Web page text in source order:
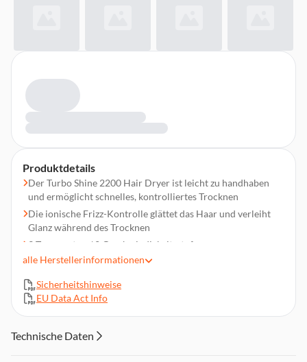
Produktdetails
Der Turbo Shine 2200 Hair Dryer ist leicht zu handhaben
und ermöglicht schnelles, kontrolliertes Trocknen
Die ionische Frizz-Kontrolle glättet das Haar und verleiht
Glanz während des Trocknen
3 Temperatur-/ 2 Geschwindigkeitsstufen
Kühllufttaste
Turmalin-Keramik-Beschichtung
Mit aufsteckbarem Diffusor zum Verstärken und Definieren
2.200 Watt Leistung
alle Herstellerinformationen
Sicherheitshinweise
EU Data Act Info
Technische Daten